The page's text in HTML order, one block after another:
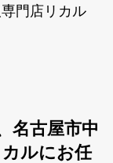
門店リカル
名古屋市中
ルにお任